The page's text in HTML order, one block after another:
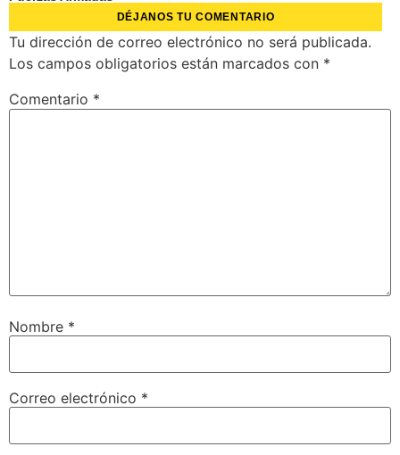
DÉJANOS TU COMENTARIO
Tu dirección de correo electrónico no será publicada.
Los campos obligatorios están marcados con *
Comentario *
Nombre *
Correo electrónico *